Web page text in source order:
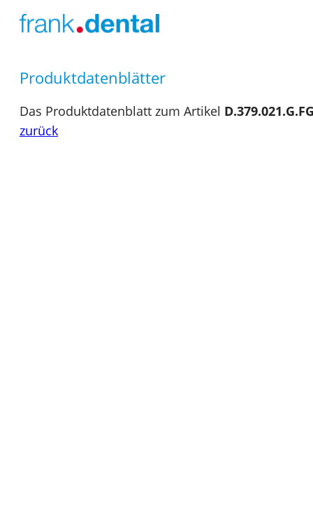
Produktdatenblätter
Das Produktdatenblatt zum Artikel
zurück